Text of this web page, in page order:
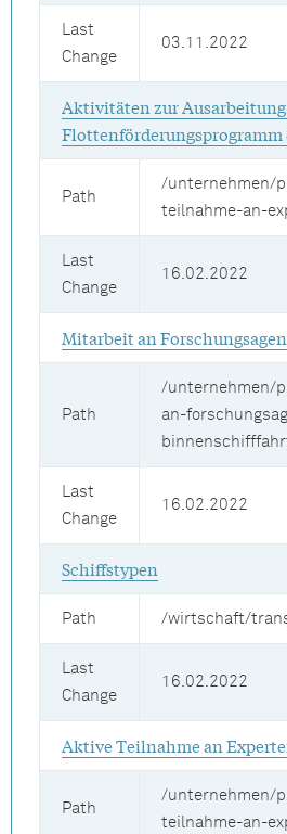
Last
Change
03.11.2022
Aktivitäten zur Ausarbeitung
Flottenförderungsprogramm
Path
/unternehmen/
teilnahme-an-
Last
Change
16.02.2022
Mitarbeit an
Path
/unternehmen/
an-
Last
Change
16.02.2022
Schiffstypen
Path /wirtschaft/
Last
Change
16.02.2022
Aktive Teilnahme an
Path
/unternehmen/
teilnahme-an-